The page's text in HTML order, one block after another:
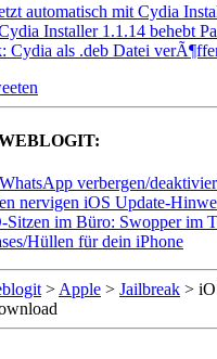
automatisch mit Cydia
Installer 1.1.14 behebt
Cydia als .deb Datei
verbergen/
nervigen iOS Update-
Sitzen im Büro: Swopper im
Hüllen für dein iPhone
>Apple > Jailbreak >